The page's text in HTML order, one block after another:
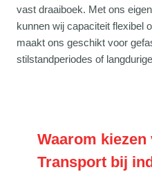
vast draaiboek. Met ons
kunnen wij capaciteit flexibel
maakt ons geschikt voor
stilstandperiodes of
Waarom
Transport bij